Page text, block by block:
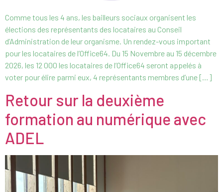
Comme tous les 4 ans, les bailleurs sociaux organisent les
élections des représentants des locataires au Conseil
d’Administration de leur organisme. Un rendez-vous important
pour les locataires de l’Office64. Du 15 Novembre au 15 décembre
2026, les 12 000 les locataires de l’Office64 seront appelés à
voter pour élire parmi eux, 4 représentants membres d’une […]
Retour sur la deuxième
formation au numérique avec
ADEL